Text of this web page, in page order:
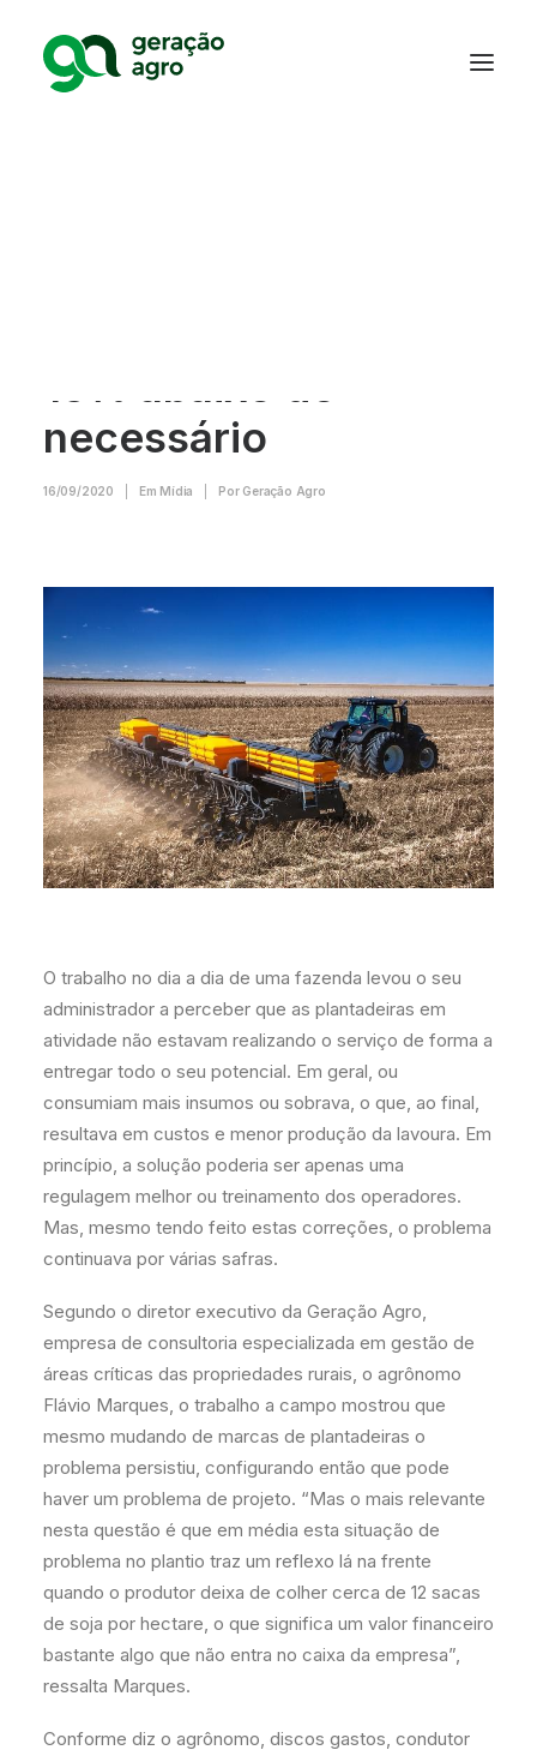
necessário
16/09/2020 Em Mídia Por Geração Agro
O trabalho no dia a dia de uma fazenda levou o seu
administrador a perceber que as plantadeiras em
atividade não estavam realizando o serviço de forma a
entregar todo o seu potencial. Em geral, ou
consumiam mais insumos ou sobrava, o que, ao final,
resultava em custos e menor produção da lavoura. Em
princípio, a solução poderia ser apenas uma
regulagem melhor ou treinamento dos operadores.
Mas, mesmo tendo feito estas correções, o problema
continuava por várias safras.
Segundo o diretor executivo da Geração Agro,
empresa de consultoria especializada em gestão de
áreas críticas das propriedades rurais, o agrônomo
Flávio Marques, o trabalho a campo mostrou que
mesmo mudando de marcas de plantadeiras o
problema persistiu, configurando então que pode
haver um problema de projeto. “Mas o mais relevante
nesta questão é que em média esta situação de
problema no plantio traz um reflexo lá na frente
quando o produtor deixa de colher cerca de 12 sacas
de soja por hectare, o que significa um valor financeiro
bastante algo que não entra no caixa da empresa”,
ressalta Marques.
Conforme diz o agrônomo, discos gastos, condutor